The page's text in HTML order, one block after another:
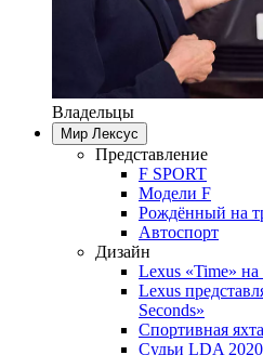
Владельцы
Мир Лексус
Представление
F SPORT
Модели F
Рождённый на
Автоспорт
Дизайн
Lexus «Time»
Lexus
Seconds»
Спортивная яхта
Судьи LDA 2020